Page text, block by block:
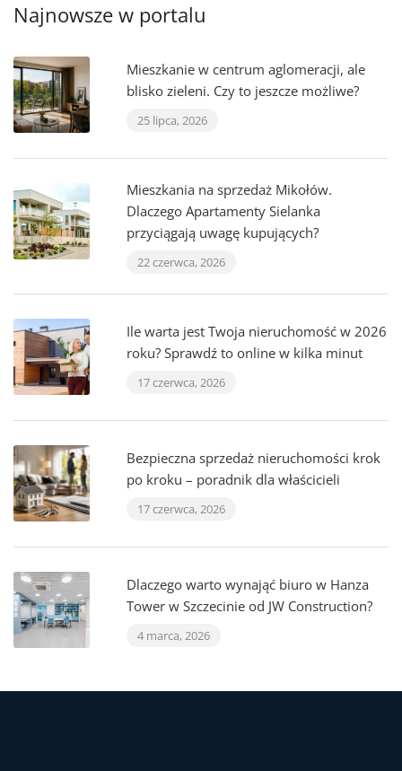
Najnowsze w portalu
Mieszkanie w centrum aglomeracji, ale
blisko zieleni. Czy to jeszcze możliwe?
25 lipca, 2026
Mieszkania na sprzedaż Mikołów.
Dlaczego Apartamenty Sielanka
przyciągają uwagę kupujących?
22 czerwca, 2026
Ile warta jest Twoja nieruchomość w 2026
roku? Sprawdź to online w kilka minut
17 czerwca, 2026
Bezpieczna sprzedaż nieruchomości krok
po kroku – poradnik dla właścicieli
17 czerwca, 2026
Dlaczego warto wynająć biuro w Hanza
Tower w Szczecinie od JW Construction?
4 marca, 2026